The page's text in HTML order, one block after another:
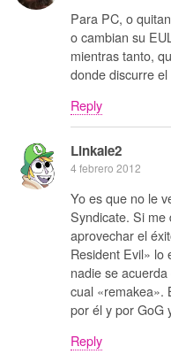
Para PC, o
o cambian su
mientras tanto,
donde discurre
Reply
Linkale2
4 febrero 2012
Yo es que no le
Syndicate. Si me
aprovechar el
Resident Evil» lo
nadie se
cual «remakea».
por él y por GoG
Reply